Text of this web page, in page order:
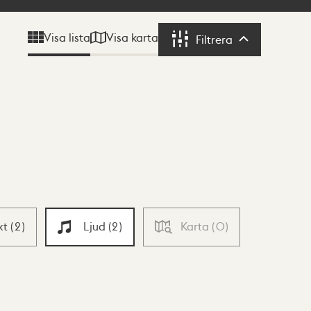
Visa lista Visa karta Filtrera Filtrera
(2) Ljud (2) Karta (0)